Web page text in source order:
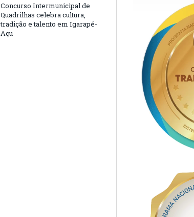
Concurso Intermunicipal de
Quadrilhas celebra cultura,
tradição e talento em Igarapé-
Açu